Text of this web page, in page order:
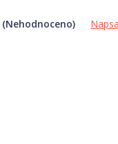
(Nehodnoceno)